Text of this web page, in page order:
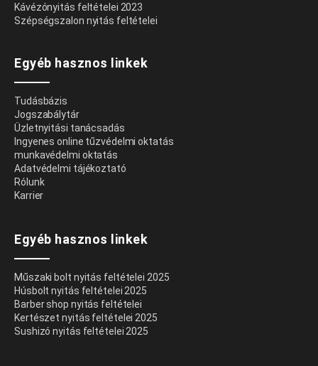
Kávézónyitás feltételei 2023
Szépségszalon nyitás feltételei
Egyéb hasznos linkek
Tudásbázis
Jogszabálytár
Üzletnyitási tanácsadás
Ingyenes online tűzvédelmi oktatás
munkavédelmi oktatás
Adatvédelmi tájékoztató
Rólunk
Karrier
Egyéb hasznos linkek
Műszaki bolt nyitás feltételei 2025
Húsbolt nyitás feltételei 2025
Barber shop nyitás feltételei
Kertészet nyitás feltételei 2025
Sushizó nyitás feltételei 2025